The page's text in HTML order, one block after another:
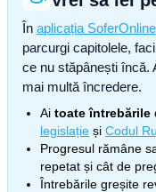
În aplicația SoferOnline
parcurgi capitolele,
ce nu stăpânești încă.
mai multă încredere.
Ai toate întrebările
legislație și Codul
Progresul rămâne
repetat și cât de
Întrebările greșite